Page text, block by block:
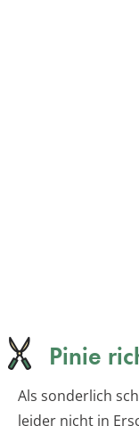
Pinie
Als sonderlich
leider nicht in